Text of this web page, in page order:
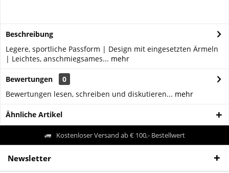
Beschreibung
Legere, sportliche Passform | Design mit eingesetzten Ärmeln
| Leichtes, anschmiegsames... mehr
Bewertungen
0
Bewertungen lesen, schreiben und diskutieren... mehr
Ähnliche Artikel
Kostenloser Versand ab € 100,- Bestellwert
Newsletter